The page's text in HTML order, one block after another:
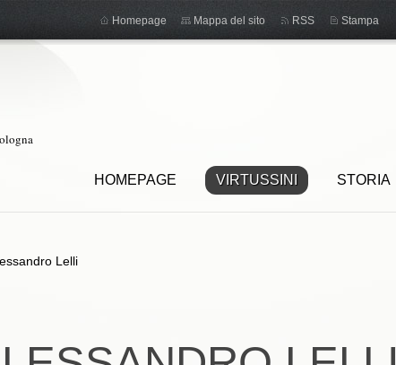
HOMEPAGE VIRTUSSINI STORIA
Homepage Mappa del sito RSS Stampa
Lelli